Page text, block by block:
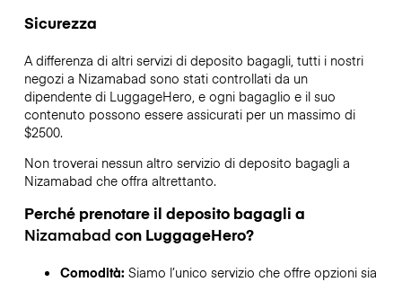
Sicurezza
A differenza di altri servizi di deposito bagagli, tutti i nostri
negozi a Nizamabad sono stati controllati da un
dipendente di LuggageHero, e ogni bagaglio e il suo
contenuto possono essere assicurati per un massimo di
$2500.
Non troverai nessun altro servizio di deposito bagagli a
Nizamabad che offra altrettanto.
Perché prenotare il deposito bagagli a
Nizamabad con LuggageHero?
Comodità: Siamo l’unico servizio che offre opzioni sia